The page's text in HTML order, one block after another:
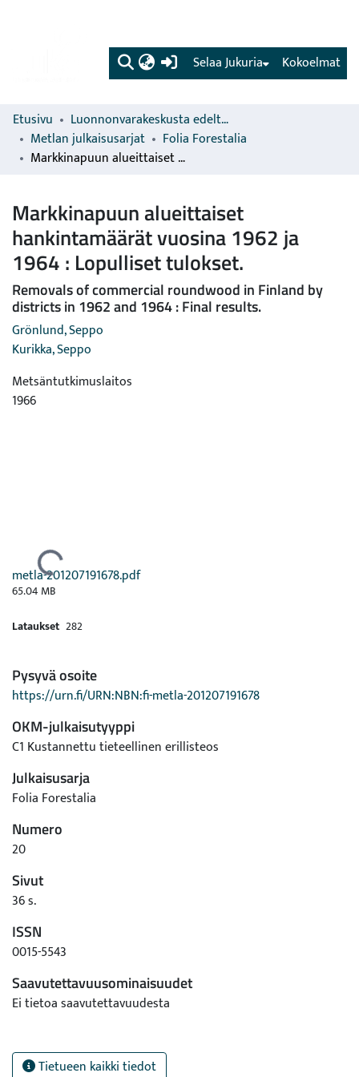
(current) Kokoelmat
Selaa Jukuria
Etusivu
Luonnonvarakeskusta edeltävien organisaatioiden sarjat
Metlan julkaisusarjat
Folia Forestalia
Markkinapuun alueittaiset hankintamäärät vuosina 1962 ja 1964 : Lopulliset tulokset.
Markkinapuun alueittaiset
hankintamäärät vuosina 1962 ja
1964 : Lopulliset tulokset.
Removals of commercial roundwood in Finland by
districts in 1962 and 1964 : Final results.
Grönlund, Seppo
Kurikka, Seppo
Metsäntutkimuslaitos
1966
Ladataan...
metla-201207191678.pdf
65.04 MB
Lataukset 282
Pysyvä osoite
https://urn.fi/URN:NBN:fi-metla-201207191678
OKM-julkaisutyyppi
C1 Kustannettu tieteellinen erillisteos
Julkaisusarja
Folia Forestalia
Numero
20
Sivut
36 s.
ISSN
0015-5543
Saavutettavuusominaisuudet
Ei tietoa saavutettavuudesta
Tietueen kaikki tiedot